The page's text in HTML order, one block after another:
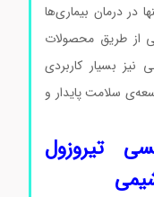
درمان بیماری‌ها
طریق محصولات
بسیار کاربردی
سلامت پایدار و
تیروزول